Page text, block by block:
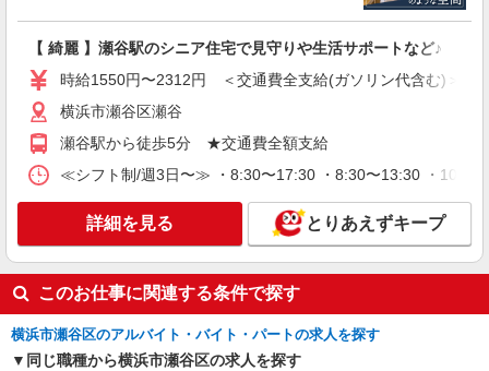
時給1550円〜2312円 ＜交通費全支給(ガソリ
ン代含む)＞
キープ
株式会社トラストグロース 新宿本社 第2営業部
住宅型有料老人ホームでの夜専介護士
時給：1411円〜 ※資格や経験面などによる
神奈川県横浜市瀬谷区
キープ 詳細を見る
派遣社員
【 綺麗 】瀬谷駅のシニア住宅で見守りや生活サポートなど♪
時給1550円〜2312円 ＜交通費全支給(ガソリン代含む)＞
横浜市瀬谷区瀬谷
瀬谷駅から徒歩5分 ★交通費全額支給
≪シフト制/週3日〜≫ ・8:30〜17:30 ・8:30〜13:30 ・
詳細を見る とりあえずキープ
このお仕事に関連する条件で探す
横浜市瀬谷区のアルバイト・バイト・パートの求人を探す
同じ職種から横浜市瀬谷区の求人を探す